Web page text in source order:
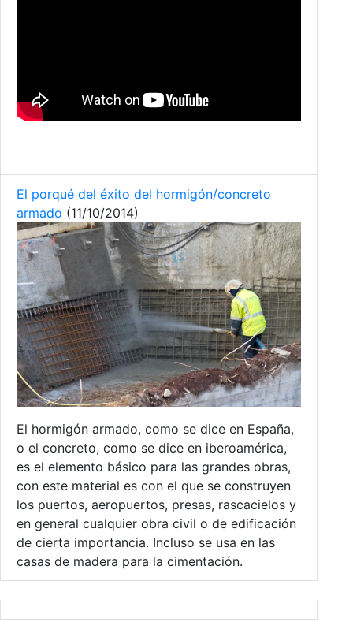
El porqué del éxito del hormigón/concreto
armado (11/10/2014)
El hormigón armado, como se dice en España,
o el concreto, como se dice en iberoamérica,
es el elemento básico para las grandes obras,
con este material es con el que se construyen
los puertos, aeropuertos, presas, rascacielos y
en general cualquier obra civil o de edificación
de cierta importancia. Incluso se usa en las
casas de madera para la cimentación.